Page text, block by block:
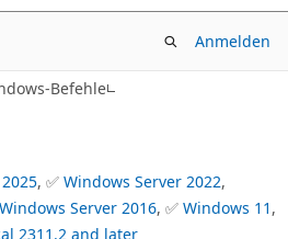
Anmelden
Befehle
, ✅ Windows Server 2022,
Windows Server 2016, ✅ Windows 11 ,
2311.2 and later